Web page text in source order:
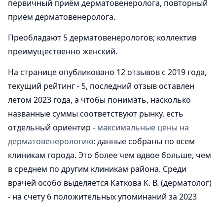
первичный приём дерматовенеролога, повторный
приём дерматовенеролога.
Преобладают 5 дерматовенерологов; коллектив
преимущественно женский.
На странице опубликовано 12 отзывов с 2019 года,
текущий рейтинг - 5, последний отзыв оставлен
летом 2023 года, а чтобы понимать, насколько
названные суммы соответствуют рынку, есть
отдельный ориентир - максимальные цены на
дерматовенерологию: данные собраны по всем
клиникам города. Это более чем вдвое больше, чем
в среднем по другим клиникам района. Среди
врачей особо выделяется Каткова К. В. (дерматолог)
- на счету 6 положительных упоминаний за 2023